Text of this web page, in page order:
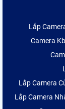
Lắp
Camera
Lắp Camera
Lắp Camera